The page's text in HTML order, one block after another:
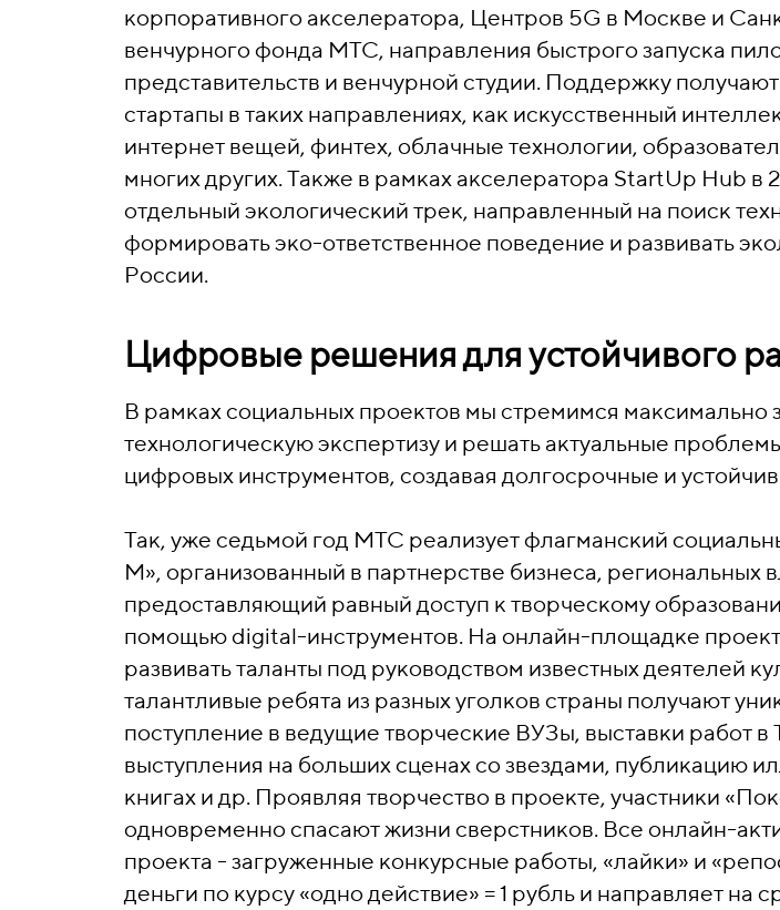
корпоративного акселератора, Центров 5G в Москве и
венчурного фонда МТС, направления быстрого запуска
представительств и венчурной студии. Поддержку
стартапы в таких направлениях, как искусственный
интернет вещей, финтех, облачные технологии,
многих других. Также в рамках акселератора StartUp Hub в
отдельный экологический трек, направленный на поиск
формировать эко-ответственное поведение и развивать
России.
Цифровые решения для устойчивого
В рамках социальных проектов мы стремимся максимально
технологическую экспертизу и решать актуальные
цифровых инструментов, создавая долгосрочные и
Так, уже седьмой год МТС реализует флагманский
М», организованный в партнерстве бизнеса, региональных
предоставляющий равный доступ к творческому
помощью digital-инструментов. На онлайн-площадке
развивать таланты под руководством известных деятелей
талантливые ребята из разных уголков страны получают
поступление в ведущие творческие ВУЗы, выставки работ в
выступления на больших сценах со звездами, публикацию
книгах и др. Проявляя творчество в проекте, участники
одновременно спасают жизни сверстников. Все онлайн-
проекта - загруженные конкурсные работы, «лайки» и
деньги по курсу «одно действие» = 1 рубль и направляет на